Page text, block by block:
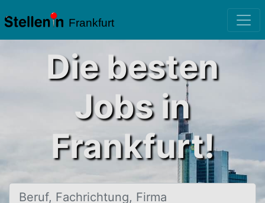
Frankfurt
Die besten
Jobs in
Frankfurt!
Beruf, Fachrichtung, Firma